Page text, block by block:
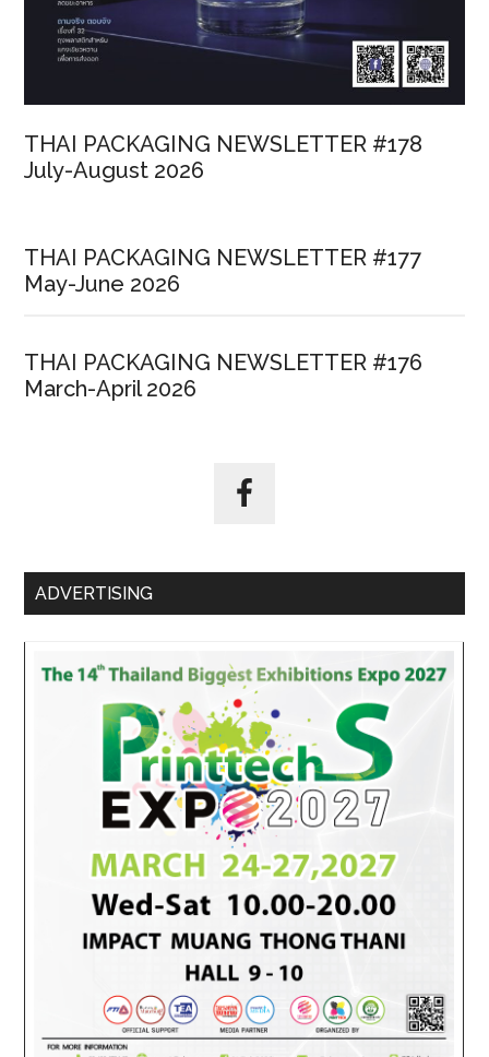
THAI PACKAGING NEWSLETTER #178
July-August 2026
THAI PACKAGING NEWSLETTER #177
May-June 2026
THAI PACKAGING NEWSLETTER #176
March-April 2026
ADVERTISING